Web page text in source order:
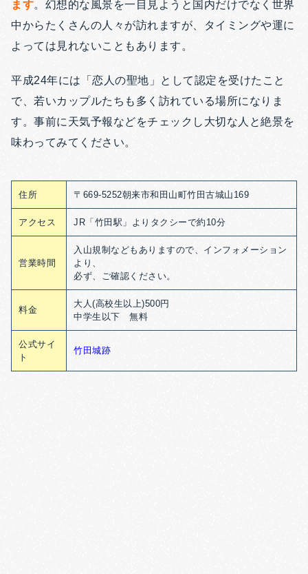
ます。 幻想的な風景を一目見ようと国内だけでなく世界
中からたくさんの人々が訪れますが、タイミングや運に
よっては見れないこともあります。
平成24年には「恋人の聖地」として認定を受けたこと
で、若いカップルたちも多く訪れている場所になりま
す。事前に天気予報などをチェックし大切な人と絶景を
味わってみてください。
住所 〒669-5252朝来市和田山町竹田古城山169
アクセス JR「竹田駅」よりタクシーで約10分
営業時間
入山規制などもありますので、インフォメーション
より、
必ず、ご確認ください。
料金
大人(高校生以上)500円
中学生以下 無料
公式サイ
ト
竹田城跡